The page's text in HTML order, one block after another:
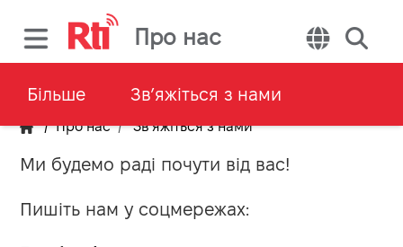
Про нас
Більше Звʼяжіться з нами
/Про нас Звʼяжіться з нами
Ми будемо раді почути від вас!
Пишіть нам у соцмережах: